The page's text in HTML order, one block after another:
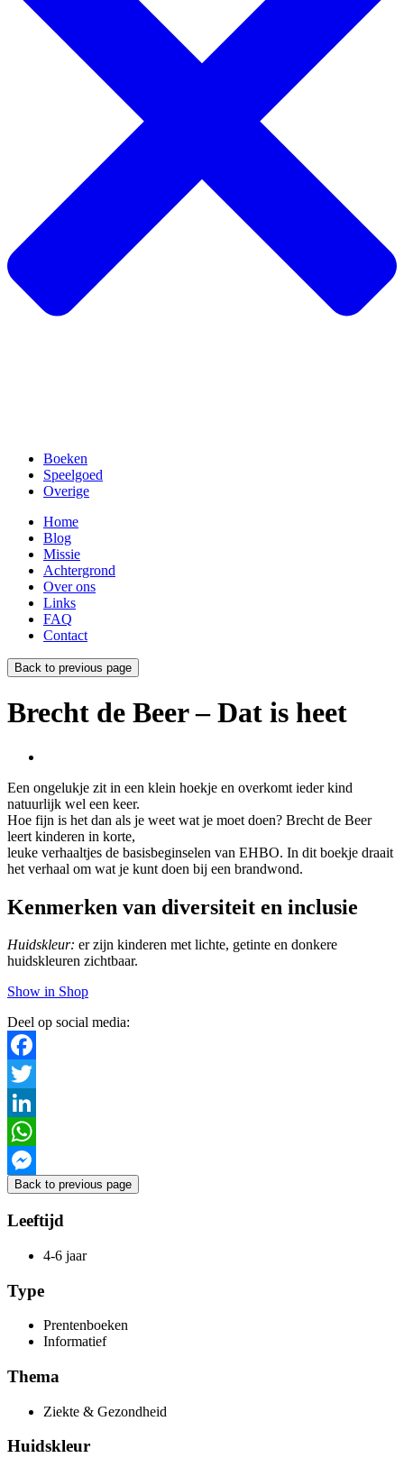
Boeken
Speelgoed
Overige
Home
Blog
Missie
Achtergrond
Over ons
Links
FAQ
Contact
Back to previous page
Brecht de Beer – Dat is heet
Een ongelukje zit in een klein hoekje en overkomt ieder kind
natuurlijk wel een keer.
Hoe fijn is het dan als je weet wat je moet doen? Brecht de Beer
leert kinderen in korte,
leuke verhaaltjes de basisbeginselen van EHBO. In dit boekje draait
het verhaal om wat je kunt doen bij een brandwond.
Kenmerken van diversiteit en inclusie
Huidskleur: er zijn kinderen met lichte, getinte en donkere
huidskleuren zichtbaar.
Show in Shop
Deel op social media:
Facebook
Twitter
LinkedIn
WhatsApp
Messenger
Back to previous page
Leeftijd
4-6 jaar
Type
Prentenboeken
Informatief
Thema
Ziekte & Gezondheid
Huidskleur